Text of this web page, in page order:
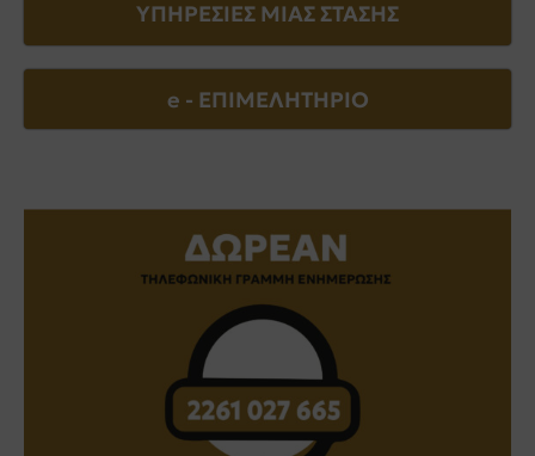
ΥΠΗΡΕΣΙΕΣ ΜΙΑΣ ΣΤΑΣΗΣ
e - EΠΙΜΕΛΗΤΗΡΙΟ